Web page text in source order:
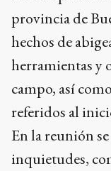
provincia de
hechos de
herramientas y
campo, así
referidos al
En la reunión
inquietudes,